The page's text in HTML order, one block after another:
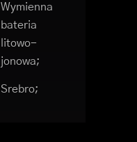
Wymienna
bateria
litowo-
jonowa;
Srebro;